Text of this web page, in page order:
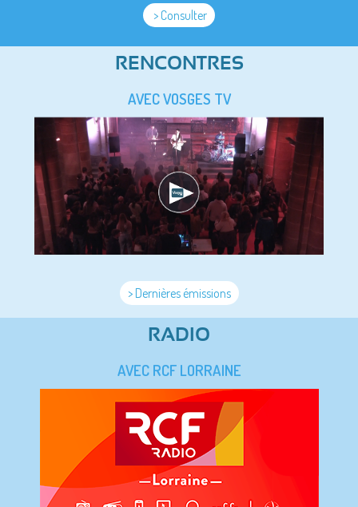
> Consulter
RENCONTRES
AVEC VOSGES TV
> Dernières émissions
RADIO
AVEC RCF LORRAINE